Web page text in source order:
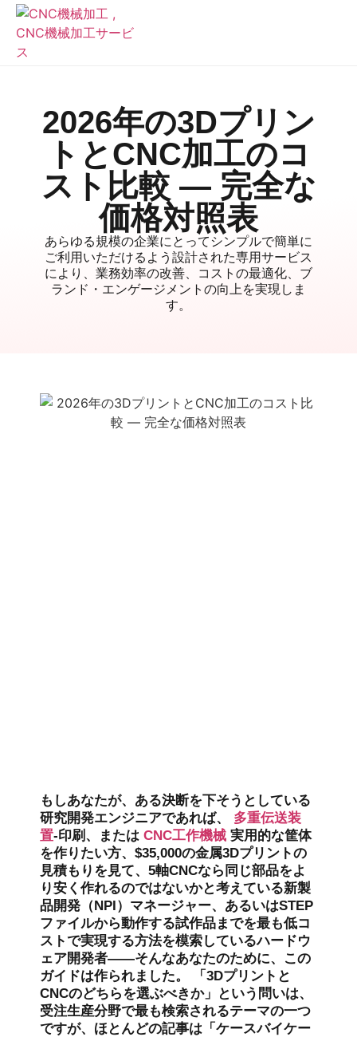
2026年の3Dプリン
トとCNC加工のコ
スト比較 — 完全な
価格対照表
あらゆる規模の企業にとってシンプルで簡単に
ご利用いただけるよう設計された専用サービス
により、業務効率の改善、コストの最適化、ブ
ランド・エンゲージメントの向上を実現しま
す。
もしあなたが、ある決断を下そうとしている
研究開発エンジニアであれば、 多重伝送装
置-印刷、または CNC工作機械 実用的な筐体
を作りたい方、$35,000の金属3Dプリントの
見積もりを見て、5軸CNCなら同じ部品をよ
り安く作れるのではないかと考えている新製
品開発（NPI）マネージャー、あるいはSTEP
ファイルから動作する試作品までを最も低コ
ストで実現する方法を模索しているハードウ
ェア開発者――そんなあなたのために、この
ガイドは作られました。 「3Dプリントと
CNCのどちらを選ぶべきか」という問いは、
受注生産分野で最も検索されるテーマの一つ
ですが、ほとんどの記事は「ケースバイケー